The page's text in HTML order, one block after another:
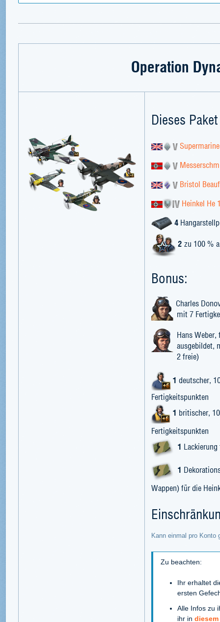
Operation
Dieses
Bristol
Heinkel He
4
2 zu 100 %
Bonus:
Charles
mit 7
Hans
ausgebildet,
2 freie)
1 deutscher,
Fertigkeitspunkten
1 britischer,
Fertigkeitspunkten
1
1
Wappen) für die
Kann einmal pro Konto
Zu beachten:
Ihr erhaltet
ersten
Alle Infos zu
ihr in